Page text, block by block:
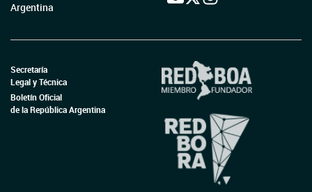
Argentina
Secretaría
Legal y Técnica
Boletín Oficial
de la República Argentina